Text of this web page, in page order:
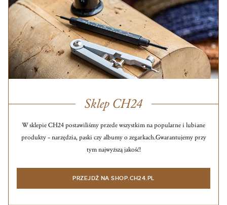
Sklep CH24
W sklepie CH24 postawiliśmy przede wszystkim na popularne i lubiane
produkty – narzędzia, paski czy albumy o zegarkach.Gwarantujemy przy
tym najwyższą jakość!
PRZEJDŹ NA SHOP.CH24.PL